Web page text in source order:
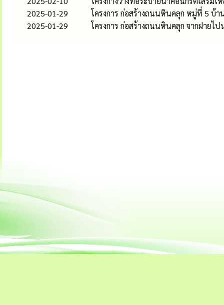
2025-01-29
โครงการ ก่อสร้างถนนหินคลุก หมู่ที่ 5 บ้
2025-01-29
โครงการ ก่อสร้างถนนหินคลุก จากฝายไ